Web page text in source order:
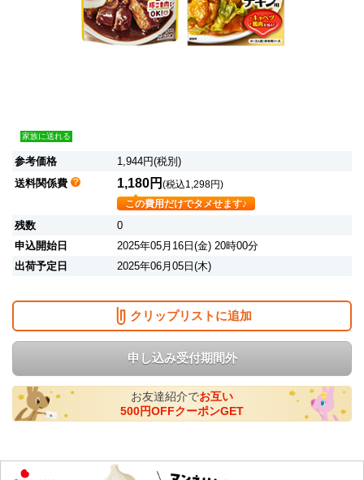
家族に送れる
参考価格
1,944円(税別)
送料関係費
1,180円 (税込1,298円)
この費用だけでタメせます♪
残数
0
申込開始日
2025年05月16日(金) 20時00分
出荷予定日
2025年06月05日(木)
クリップリストに追加
申し込み受付期間外
お友達紹介でお互い
500円OFFクーポンGET